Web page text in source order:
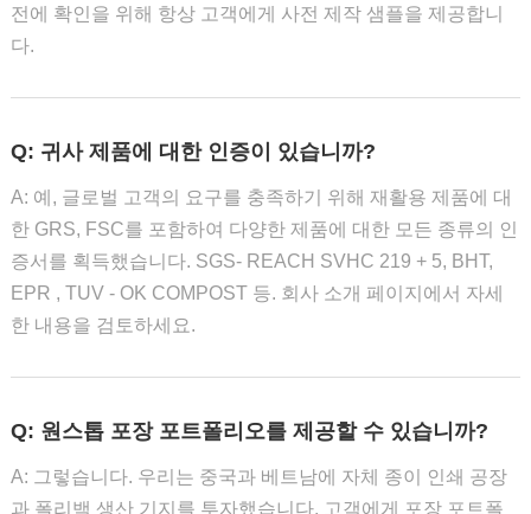
전에 확인을 위해 항상 고객에게 사전 제작 샘플을 제공합니
다.
Q: 귀사 제품에 대한 인증이 있습니까?
A: 예, 글로벌 고객의 요구를 충족하기 위해 재활용 제품에 대
한 GRS, FSC를 포함하여 다양한 제품에 대한 모든 종류의 인
증서를 획득했습니다. SGS- REACH SVHC 219 + 5, BHT,
EPR , TUV - OK COMPOST 등. 회사 소개 페이지에서 자세
한 내용을 검토하세요.
Q: 원스톱 포장 포트폴리오를 제공할 수 있습니까?
A: 그렇습니다. 우리는 중국과 베트남에 자체 종이 인쇄 공장
과 폴리백 생산 기지를 투자했습니다. 고객에게 포장 포트폴